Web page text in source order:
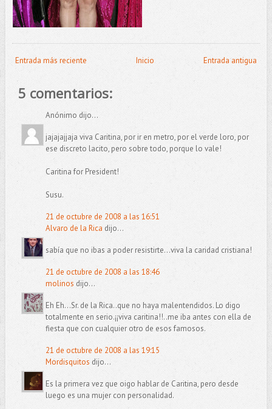
Entrada más reciente Entrada antigua
Inicio
5 comentarios:
Anónimo dijo...
jajajajjaja viva Caritina, por ir en metro, por el verde loro, por
ese discreto lacito, pero sobre todo, porque lo vale!
Caritina for President!
Susu.
21 de octubre de 2008 a las 16:51
Alvaro de la Rica dijo...
sabía que no ibas a poder resistirte…viva la caridad cristiana!
21 de octubre de 2008 a las 18:46
molinos dijo...
Eh Eh...Sr. de la Rica..que no haya malentendidos. Lo digo
totalmente en serio.¡¡viva caritina!!..me iba antes con ella de
fiesta que con cualquier otro de esos famosos.
21 de octubre de 2008 a las 19:15
Mordisquitos dijo...
Es la primera vez que oigo hablar de Caritina, pero desde
luego es una mujer con personalidad.